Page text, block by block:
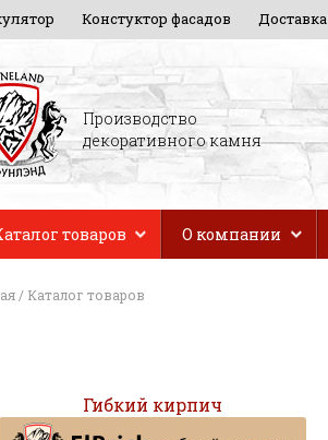
Констуктор фасадов Доставка
Производство
декоративного камня
товаров О компании
/ Каталог товаров
Гибкий кирпич